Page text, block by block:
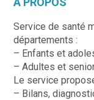
Service de santé
départements :
– Enfants et
– Adultes et
Le service
– Bilans,